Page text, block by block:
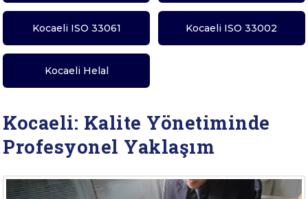
Kocaeli ISO 33061 Kocaeli ISO 33002
Kocaeli Helal
Kocaeli: Kalite Yönetiminde
Profesyonel Yaklaşım